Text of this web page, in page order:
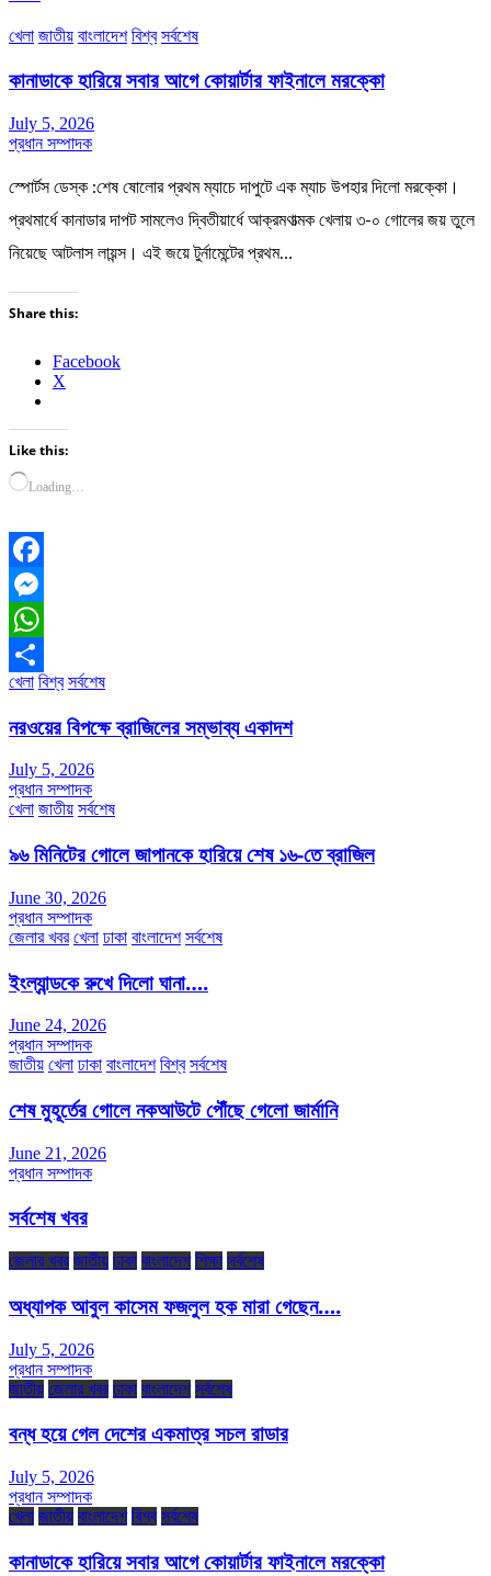
খেলা জাতীয় বাংলাদেশ বিশ্ব সর্বশেষ
কানাডাকে হারিয়ে সবার আগে কোয়ার্টার ফাইনালে মরক্কো
July 5, 2026
প্রধান সম্পাদক
স্পোর্টস ডেস্ক :শেষ ষোলোর প্রথম ম্যাচে দাপুটে এক ম্যাচ উপহার দিলো মরক্কো।
প্রথমার্ধে কানাডার দাপট সামলেও দ্বিতীয়ার্ধে আক্রমণাত্মক খেলায় ৩-০ গোলের জয় তুলে
নিয়েছে আটলাস লায়ন্স। এই জয়ে টুর্নামেন্টের প্রথম…
Share this:
Facebook
X
Like this:
Loading…
Facebook
Messenger
WhatsApp
Share
খেলা বিশ্ব সর্বশেষ
নরওয়ের বিপক্ষে ব্রাজিলের সম্ভাব্য একাদশ
July 5, 2026
প্রধান সম্পাদক
খেলা জাতীয় সর্বশেষ
৯৬ মিনিটের গোলে জাপানকে হারিয়ে শেষ ১৬-তে ব্রাজিল
June 30, 2026
প্রধান সম্পাদক
জেলার খবর খেলা ঢাকা বাংলাদেশ সর্বশেষ
ইংল্যান্ডকে রুখে দিলো ঘানা….
June 24, 2026
প্রধান সম্পাদক
জাতীয় খেলা ঢাকা বাংলাদেশ বিশ্ব সর্বশেষ
শেষ মুহূর্তের গোলে নকআউটে পৌঁছে গেলো জার্মানি
June 21, 2026
প্রধান সম্পাদক
সর্বশেষ খবর
জেলার খবর জাতীয় ঢাকা বাংলাদেশ শিক্ষা সর্বশেষ
অধ্যাপক আবুল কাসেম ফজলুল হক মারা গেছেন….
July 5, 2026
প্রধান সম্পাদক
জাতীয় জেলার খবর ঢাকা বাংলাদেশ সর্বশেষ
বন্ধ হয়ে গেল দেশের একমাত্র সচল রাডার
July 5, 2026
প্রধান সম্পাদক
খেলা জাতীয় বাংলাদেশ বিশ্ব সর্বশেষ
কানাডাকে হারিয়ে সবার আগে কোয়ার্টার ফাইনালে মরক্কো